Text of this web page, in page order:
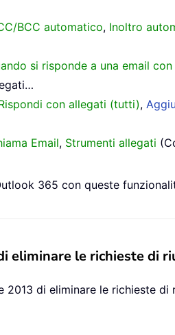
BCC automatico, Inoltro
si risponde a una email
con allegati (tutti),
Email, Strumenti allegati
365 con queste
eliminare le richieste di
di eliminare le richieste